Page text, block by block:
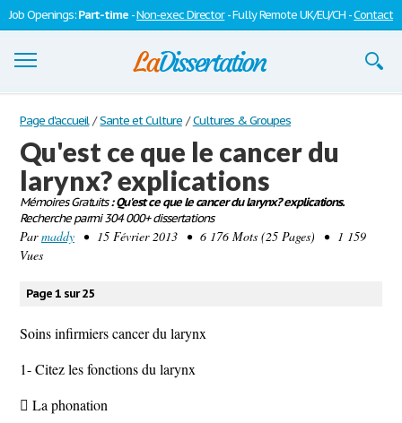
Job Openings:Part-time -Non-exec Director- Fully Remote UK/EU/CH -Contact
Dissertations
S'inscrire
Se connecter
Contactez-nous
Page d'accueil / Sante et Culture / Cultures & Groupes
Qu'est ce que le cancer du
larynx? explications
Mémoires Gratuits: Qu'est ce que le cancer du larynx? explications.
Recherche parmi 304 000+ dissertations
Parmaddy • 15 Février 2013 • 6 176 Mots (25 Pages) • 1 159
Vues
Page 1 sur 25
Soins infirmiers cancer du larynx
1- Citez les fonctions du larynx
 La phonation